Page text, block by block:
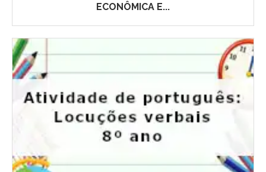
ECONÔMICA E...